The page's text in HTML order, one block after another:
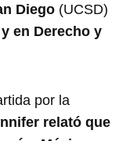
Diego (UCSD)
en Derecho y
por la
relató que